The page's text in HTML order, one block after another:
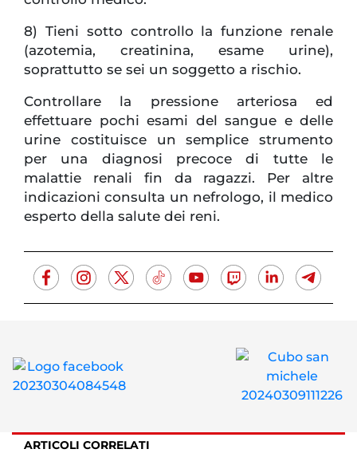
8) Tieni sotto controllo la funzione renale
(azotemia, creatinina, esame urine),
soprattutto se sei un soggetto a rischio.
Controllare la pressione arteriosa ed
effettuare pochi esami del sangue e delle
urine costituisce un semplice strumento
per una diagnosi precoce di tutte le
malattie renali fin da ragazzi. Per altre
indicazioni consulta un nefrologo, il medico
esperto della salute dei reni.
ARTICOLI CORRELATI